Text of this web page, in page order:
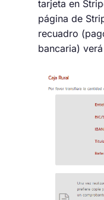
tarjeta en
página de
recuadro
bancaria)